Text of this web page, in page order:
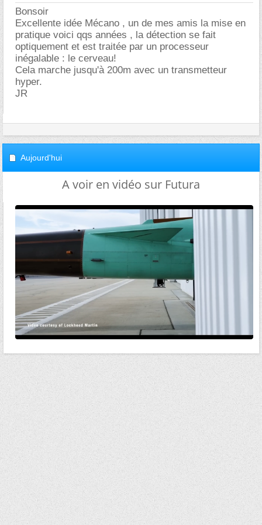
Bonsoir
Excellente idée Mécano , un de mes amis la mise en
pratique voici qqs années , la détection se fait
optiquement et est traitée par un processeur
inégalable : le cerveau!
Cela marche jusqu'à 200m avec un transmetteur
hyper.
JR
Aujourd'hui
A voir en vidéo sur Futura